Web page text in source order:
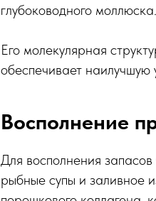
глубоководного моллюска.
Его молекулярная
обеспечивает наилучшую
Восполнение
Для восполнения
рыбные супы и заливное